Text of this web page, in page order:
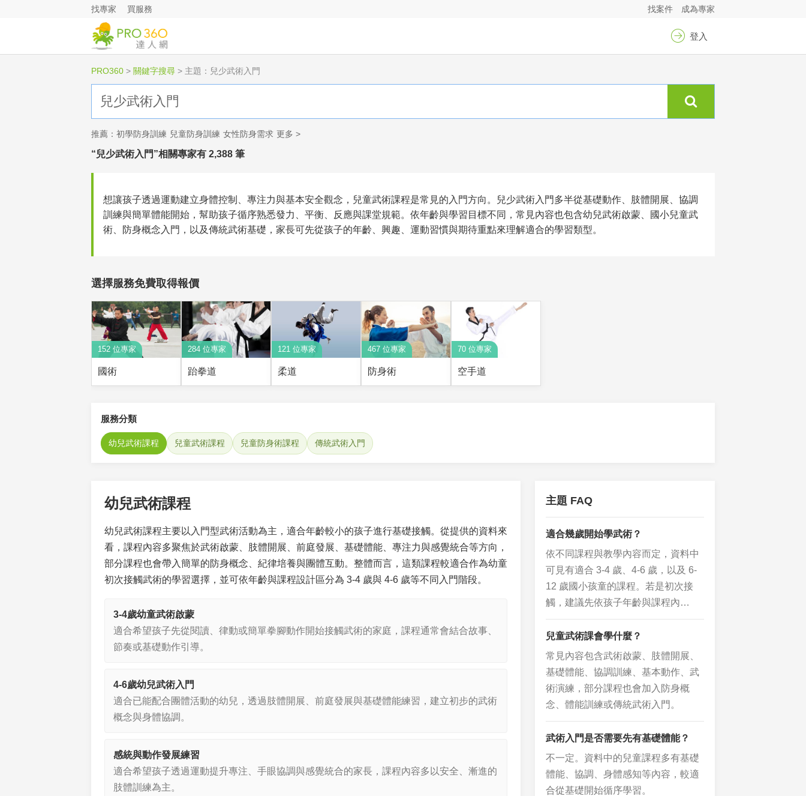
找專家 買服務 成為專家
找案件
登入
PRO360 > 關鍵字搜尋 > 主題：兒少武術入門
推薦： 初學防身訓練 兒童防身訓練 女性防身需求 更多 >
“兒少武術入門”相關專家有 2,388 筆
想讓孩子透過運動建立身體控制、專注力與基本安全觀念，兒童武術課程是常見的入門方向。兒少武術入門多半從基礎動作、肢體開展、協調
訓練與簡單體能開始，幫助孩子循序熟悉發力、平衡、反應與課堂規範。依年齡與學習目標不同，常見內容也包含幼兒武術啟蒙、國小兒童武
術、防身概念入門，以及傳統武術基礎，家長可先從孩子的年齡、興趣、運動習慣與期待重點來理解適合的學習類型。
選擇服務免費取得報價
152 位專家
國術
284 位專家
跆拳道
121 位專家
柔道
467 位專家
防身術
70 位專家
空手道
服務分類
幼兒武術課程 兒童武術課程 兒童防身術課程 傳統武術入門
幼兒武術課程
幼兒武術課程主要以入門型武術活動為主，適合年齡較小的孩子進行基礎接觸。從提供的資料來
看，課程內容多聚焦於武術啟蒙、肢體開展、前庭發展、基礎體能、專注力與感覺統合等方向，
部分課程也會帶入簡單的防身概念、紀律培養與團體互動。整體而言，這類課程較適合作為幼童
初次接觸武術的學習選擇，並可依年齡與課程設計區分為 3-4 歲與 4-6 歲等不同入門階段。
3-4歲幼童武術啟蒙
適合希望孩子先從閱讀、律動或簡單拳腳動作開始接觸武術的家庭，課程通常會結合故事、
節奏或基礎動作引導。
4-6歲幼兒武術入門
適合已能配合團體活動的幼兒，透過肢體開展、前庭發展與基礎體能練習，建立初步的武術
概念與身體協調。
感統與動作發展練習
適合希望孩子透過運動提升專注、手眼協調與感覺統合的家長，課程內容多以安全、漸進的
肢體訓練為主。
主題 FAQ
適合幾歲開始學武術？
依不同課程與教學內容而定，資料中
可見有適合 3-4 歲、4-6 歲，以及 6-
12 歲國小孩童的課程。若是初次接
觸，建議先依孩子年齡與課程內…
兒童武術課會學什麼？
常見內容包含武術啟蒙、肢體開展、
基礎體能、協調訓練、基本動作、武
術演練，部分課程也會加入防身概
念、體能訓練或傳統武術入門。
武術入門是否需要先有基礎體能？
不一定。資料中的兒童課程多有基礎
體能、協調、身體感知等內容，較適
合從基礎開始循序學習。